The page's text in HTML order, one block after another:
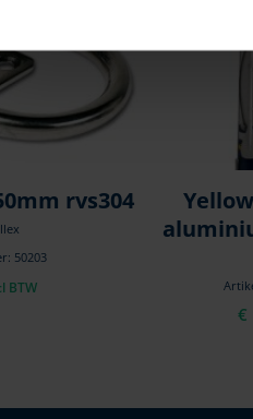
rvs304
50203
BTW
€